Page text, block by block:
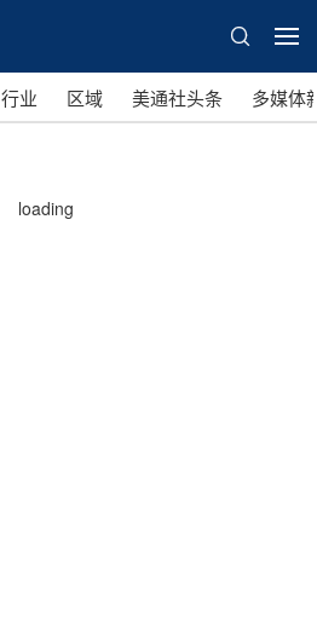
行业 区域 美通社头条 多媒体
loading